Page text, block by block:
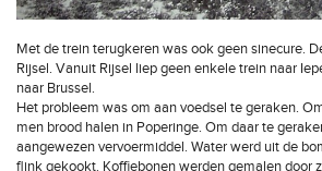
Met de trein terugkeren was ook geen sinecure.
Rijsel. Vanuit Rijsel liep geen enkele trein naar
naar Brussel.
Het probleem was om aan voedsel te geraken.
men brood halen in Poperinge. Om daar te
aangewezen vervoermiddel. Water werd uit de
flink gekookt. Koffiebonen werden gemalen door